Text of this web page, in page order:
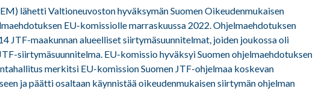
lähetti Valtioneuvoston hyväksymän Suomen Oikeudenmukaisen
EU-komissiolle marraskuussa 2022. Ohjelmaehdotuksen
JTF-maakunnan alueelliset siirtymäsuunnitelmat, joiden joukossa oli
siirtymäsuunnitelma. EU-komissio hyväksyi Suomen ohjelmaehdotuksen
merkitsi EU-komission Suomen JTF-ohjelmaa koskevan
ja päätti osaltaan käynnistää oikeudenmukaisen siirtymän ohjelman